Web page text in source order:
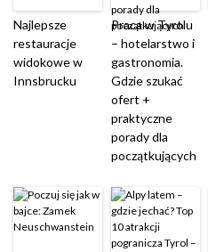
Najlepsze
restauracje
widokowe w
Innsbrucku
Praca w Tyrolu
– hotelarstwo i
gastronomia.
Gdzie szukać
ofert +
praktyczne
porady dla
początkujących